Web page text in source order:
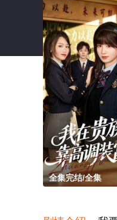
全集完结/全集